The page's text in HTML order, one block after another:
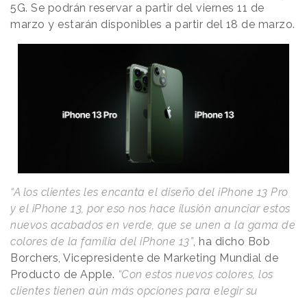
5G. Se podrán reservar a partir del viernes 11 de
marzo y estarán disponibles a partir del 18 de marzo.
“A los clientes les encanta el diseño del iPhone 13 Pro
y el iPhone 13, por eso nos hace ilusión anunciar estos
nuevos acabados en verde, que se unen a la gama de
colores de la familia del iPhone 13” , ha dicho Bob
Borchers, Vicepresidente de Marketing Mundial de
Producto de Apple. “Con estos nuevos colores, los
clientes tienen aún más opciones para elegir su